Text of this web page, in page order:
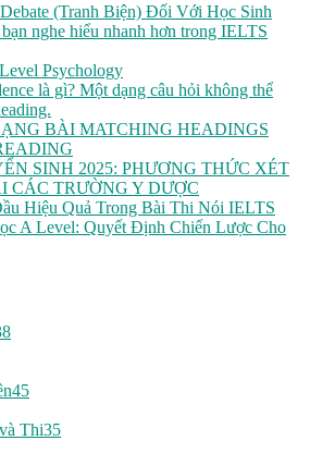
(Tranh Biện) Đối Với Học Sinh
nghe hiểu nhanh hơn trong IELTS
Psychology
là gì? Một dạng câu hỏi không thể
BÀI MATCHING HEADINGS
SINH 2025: PHƯƠNG THỨC XÉT
CÁC TRƯỜNG Y DƯỢC
Hiệu Quả Trong Bài Thi Nói IELTS
A Level: Quyết Định Chiến Lược Cho
45
Thi35